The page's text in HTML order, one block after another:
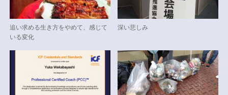
追い求める生き方をやめて、感じて
いる変化
深い悲しみ